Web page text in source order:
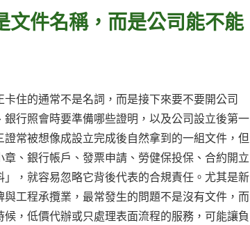
文件名稱，而是公司能不能
住的通常不是名詞，而是接下來要不要開公司
行照會時要準備哪些證明，以及公司設立後第一
常被想像成設立完成後自然拿到的一組文件，但
、銀行帳戶、發票申請、勞健保投保、合約開立
，就容易忽略它背後代表的合規責任。尤其是新
工程承攬業，最常發生的問題不是沒有文件，而
，低價代辦或只處理表面流程的服務，可能讓負